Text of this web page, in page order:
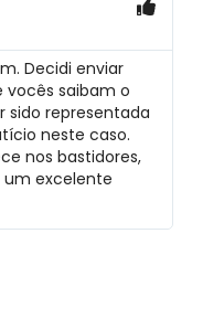
Decidi enviar
saibam o
sido representada
neste caso.
nos bastidores,
excelente